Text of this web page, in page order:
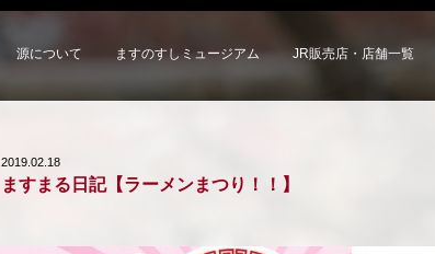
源について ますのすしミュージアム JR販売店・店舗一覧
2019.02.18
ますまる日記【ラーメンまつり！！】